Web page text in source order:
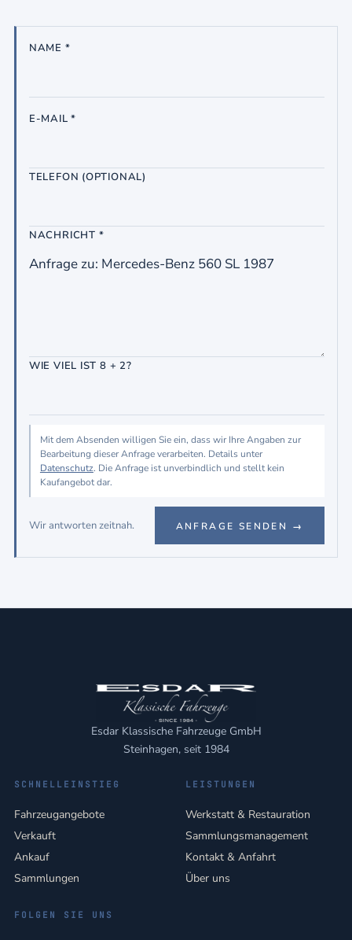
NAME *
E-MAIL *
TELEFON (OPTIONAL)
NACHRICHT *
WIE VIEL IST 8 + 2?
Mit dem Absenden willigen Sie ein, dass wir Ihre Angaben zur
Bearbeitung dieser Anfrage verarbeiten. Details unter
Datenschutz. Die Anfrage ist unverbindlich und stellt kein
Kaufangebot dar.
Wir antworten zeitnah. ANFRAGE SENDEN →
Esdar Klassische Fahrzeuge GmbH
Steinhagen, seit 1984
SCHNELLEINSTIEG
Fahrzeugangebote
Verkauft
Ankauf
Sammlungen
LEISTUNGEN
Werkstatt & Restauration
Sammlungsmanagement
Kontakt & Anfahrt
Über uns
FOLGEN SIE UNS